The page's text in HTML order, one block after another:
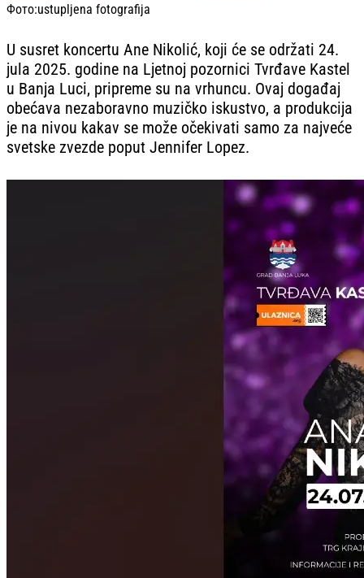
Фото:ustupljena fotografija
U susret koncertu Ane Nikolić, koji će se održati 24.
jula 2025. godine na Ljetnoj pozornici Tvrđave Kastel
u Banja Luci, pripreme su na vrhuncu. Ovaj događaj
obećava nezaboravno muzičko iskustvo, a produkcija
je na nivou kakav se može očekivati samo za najveće
svetske zvezde poput Jennifer Lopez.